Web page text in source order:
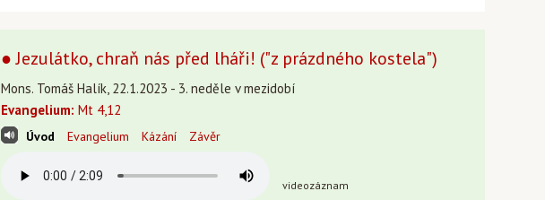
● Jezulátko, chraň nás před lháři! ("z prázdného kostela")
Mons. Tomáš Halík, 22.1.2023 - 3. neděle v mezidobí
Evangelium: Mt 4,12
Úvod Evangelium Kázání Závěr
videozáznam